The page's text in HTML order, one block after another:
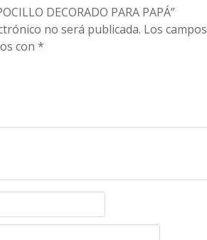
DECORADO PARA PAPÁ”
no será publicada. Los campos
con *